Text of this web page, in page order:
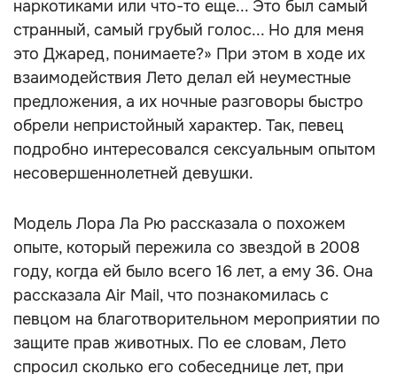
наркотиками или что-то еще... Это был самый
странный, самый грубый голос... Но для меня
это Джаред, понимаете?» При этом в ходе их
взаимодействия Лето делал ей неуместные
предложения, а их ночные разговоры быстро
обрели непристойный характер. Так, певец
подробно интересовался сексуальным опытом
несовершеннолетней девушки.
Модель Лора Ла Рю рассказала о похожем
опыте, который пережила со звездой в 2008
году, когда ей было всего 16 лет, а ему 36. Она
рассказала Air Mail, что познакомилась с
певцом на благотворительном мероприятии по
защите прав животных. По ее словам, Лето
спросил сколько его собеседнице лет, при